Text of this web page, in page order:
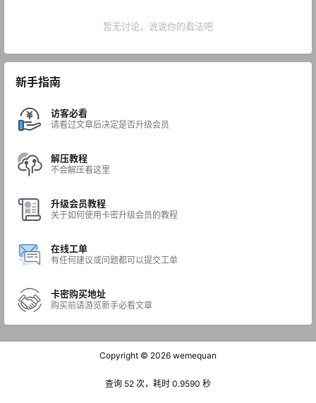
暂无讨论，说说你的看法吧
新手指南
访客必看
请看过文章后决定是否升级会员
解压教程
不会解压看这里
升级会员教程
关于如何使用卡密升级会员的教程
在线工单
有任何建议或问题都可以提交工单
卡密购买地址
购买前请游览新手必看文章
Copyright © 2026 wemequan
查询 52 次，耗时 0.9590 秒